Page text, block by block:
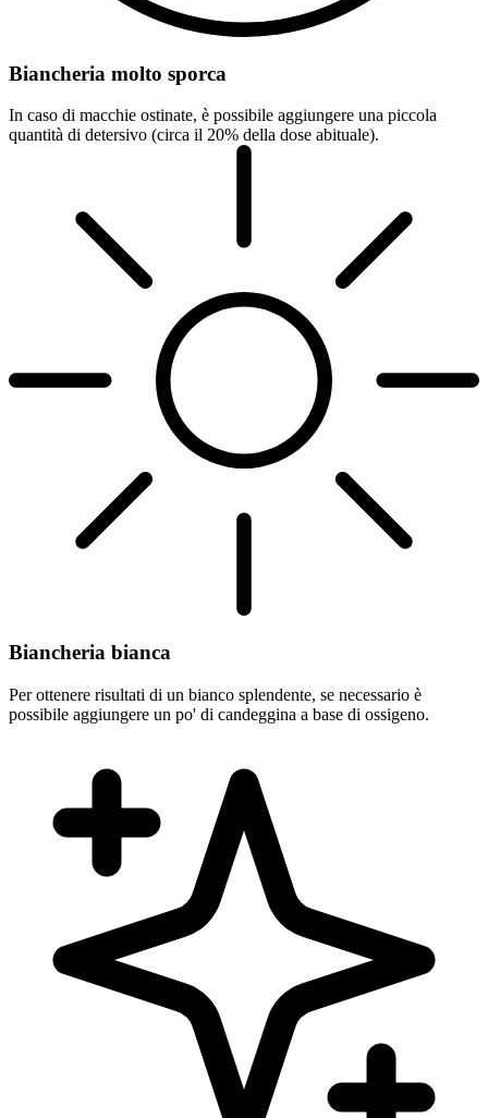
Biancheria molto sporca
In caso di macchie ostinate, è possibile aggiungere una piccola
quantità di detersivo (circa il 20% della dose abituale).
Biancheria bianca
Per ottenere risultati di un bianco splendente, se necessario è
possibile aggiungere un po' di candeggina a base di ossigeno.